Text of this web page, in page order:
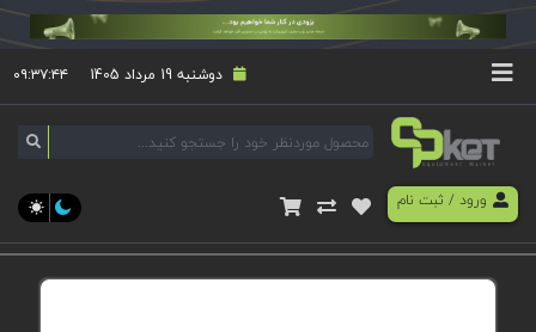
دوشنبه 19 مرداد 1405 ۰۹:۳۷:۴۴
ورود/ ثبت نام